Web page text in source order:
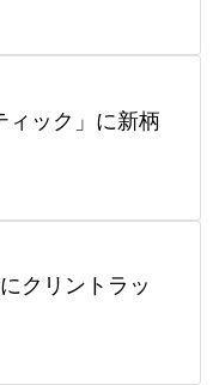
ィック」に新柄
クリントラッ